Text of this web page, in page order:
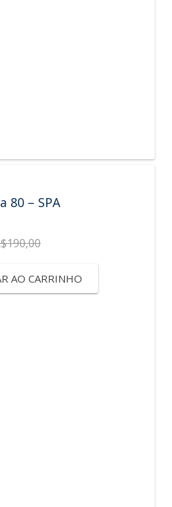
80 – SPA
190,00
AO CARRINHO